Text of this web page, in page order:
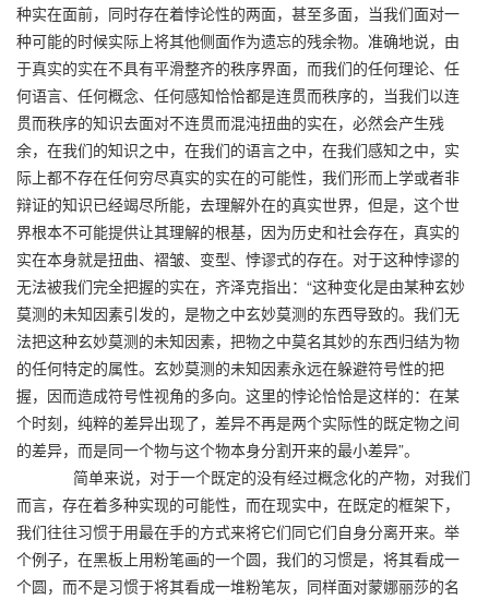
种实在面前，同时存在着悖论性的两面，甚至多面，当我们面对一
种可能的时候实际上将其他侧面作为遗忘的残余物。准确地说，由
于真实的实在不具有平滑整齐的秩序界面，而我们的任何理论、任
何语言、任何概念、任何感知恰恰都是连贯而秩序的，当我们以连
贯而秩序的知识去面对不连贯而混沌扭曲的实在，必然会产生残
余，在我们的知识之中，在我们的语言之中，在我们感知之中，实
际上都不存在任何穷尽真实的实在的可能性，我们形而上学或者非
辩证的知识已经竭尽所能，去理解外在的真实世界，但是，这个世
界根本不可能提供让其理解的根基，因为历史和社会存在，真实的
实在本身就是扭曲、褶皱、变型、悖谬式的存在。对于这种悖谬的
无法被我们完全把握的实在，齐泽克指出：“这种变化是由某种玄妙
莫测的未知因素引发的，是物之中玄妙莫测的东西导致的。我们无
法把这种玄妙莫测的未知因素，把物之中莫名其妙的东西归结为物
的任何特定的属性。玄妙莫测的未知因素永远在躲避符号性的把
握，因而造成符号性视角的多向。这里的悖论恰恰是这样的：在某
个时刻，纯粹的差异出现了，差异不再是两个实际性的既定物之间
的差异，而是同一个物与这个物本身分割开来的最小差异”。
简单来说，对于一个既定的没有经过概念化的产物，对我们
而言，存在着多种实现的可能性，而在现实中，在既定的框架下，
我们往往习惯于用最在手的方式来将它们同它们自身分离开来。举
个例子，在黑板上用粉笔画的一个圆，我们的习惯是，将其看成一
个圆，而不是习惯于将其看成一堆粉笔灰，同样面对蒙娜丽莎的名